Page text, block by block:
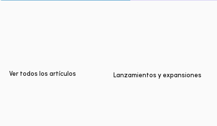
Technologies
Ver todos los artículos Lanzamientos y expansiones